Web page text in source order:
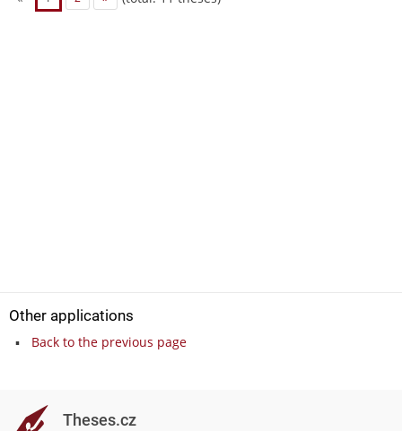
Other applications
Back to the previous page
Theses.cz